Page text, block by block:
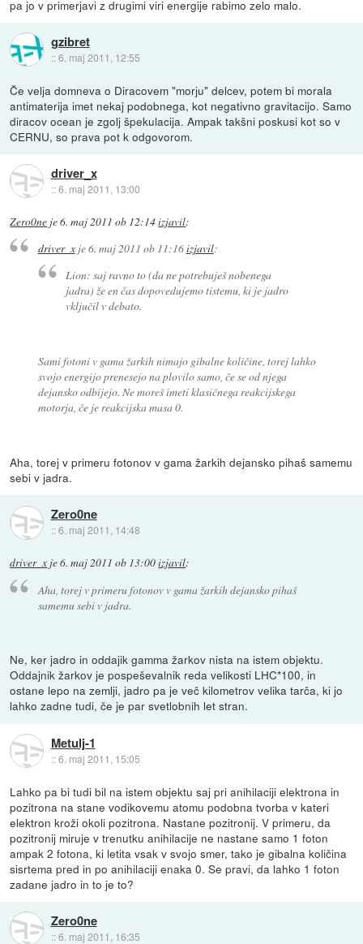
pa jo v primerjavi z drugimi viri energije rabimo zelo malo.
gzibret
::6. maj 2011, 12:55
Če velja domneva o Diracovem "morju" delcev, potem bi morala
antimaterija imet nekaj podobnega, kot negativno gravitacijo. Samo
diracov ocean je zgolj špekulacija. Ampak takšni poskusi kot so v
CERNU, so prava pot k odgovorom.
driver_x
::6. maj 2011, 13:00
Zero0ne je6. maj 2011 ob 12:14izjavil:
driver_xje6. maj 2011 ob 11:16izjavil:
Lion: saj ravno to (da ne potrebuješ nobenega
jadra) že en čas dopovedujemo tistemu, ki je jadro
vključil v debato.
Sami fotoni v gama žarkih nimajo gibalne količine, torej lahko
svojo energijo prenesejo na plovilo samo, če se od njega
dejansko odbijejo. Ne moreš imeti klasičnega reakcijskega
motorja, če je reakcijska masa 0.
Aha, torej v primeru fotonov v gama žarkih dejansko pihaš samemu
sebi v jadra.
Zero0ne
::6. maj 2011, 14:48
driver_x je6. maj 2011 ob 13:00izjavil:
Aha, torej v primeru fotonov v gama žarkih dejansko pihaš
samemu sebi v jadra.
Ne, ker jadro in oddajik gamma žarkov nista na istem objektu.
Oddajnik žarkov je pospeševalnik reda velikosti LHC*100, in
ostane lepo na zemlji, jadro pa je več kilometrov velika tarča, ki jo
lahko zadne tudi, če je par svetlobnih let stran.
Metulj-1
::6. maj 2011, 15:05
Lahko pa bi tudi bil na istem objektu saj pri anihilaciji elektrona in
pozitrona na stane vodikovemu atomu podobna tvorba v kateri
elektron kroži okoli pozitrona. Nastane pozitronij. V primeru, da
pozitronij miruje v trenutku anihilacije ne nastane samo 1 foton
ampak 2 fotona, ki letita vsak v svojo smer, tako je gibalna količina
sisrtema pred in po anihilaciji enaka 0. Se pravi, da lahko 1 foton
zadane jadro in to je to?
Zero0ne
::6. maj 2011, 16:35